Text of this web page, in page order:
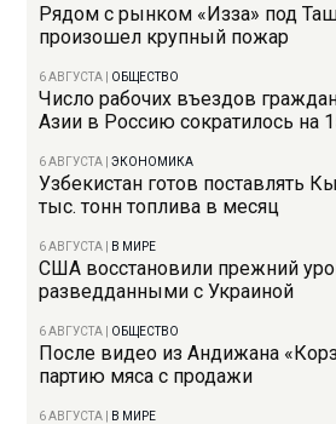
Рядом с рынком «Изза» под
произошел крупный пожар
6 АВГУСТА ОБЩЕСТВО
Число рабочих въездов
Азии в Россию сократилось на
6 АВГУСТА |ЭКОНОМИКА
Узбекистан готов поставлять
тыс. тонн топлива в месяц
6 АВГУСТА В МИРЕ
США восстановили прежний
разведданными с Украиной
6 АВГУСТА ОБЩЕСТВО
После видео из Андижана
партию мяса с продажи
6 АВГУСТА В МИРЕ